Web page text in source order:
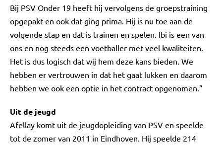
Bij PSV Onder 19 heeft hij vervolgens de groepstraining
opgepakt en ook dat ging prima. Hij is nu toe aan de
volgende stap en dat is trainen en spelen. Ibi is een van
ons en nog steeds een voetballer met veel kwaliteiten.
Het is dus logisch dat wij hem deze kans bieden. We
hebben er vertrouwen in dat het gaat lukken en daarom
hebben we ook een optie in het contract opgenomen.”
Uit de jeugd
Afellay komt uit de jeugdopleiding van PSV en speelde
tot de zomer van 2011 in Eindhoven. Hij speelde 214